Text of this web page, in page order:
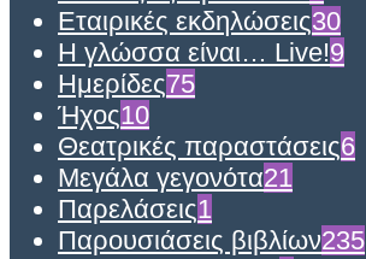
Εταιρικές εκδηλώσεις30
Η γλώσσα είναι… Live!9
Ημερίδες75
Ήχος10
Θεατρικές παραστάσεις6
Μεγάλα γεγονότα21
Παρελάσεις1
Παρουσιάσεις βιβλίων235